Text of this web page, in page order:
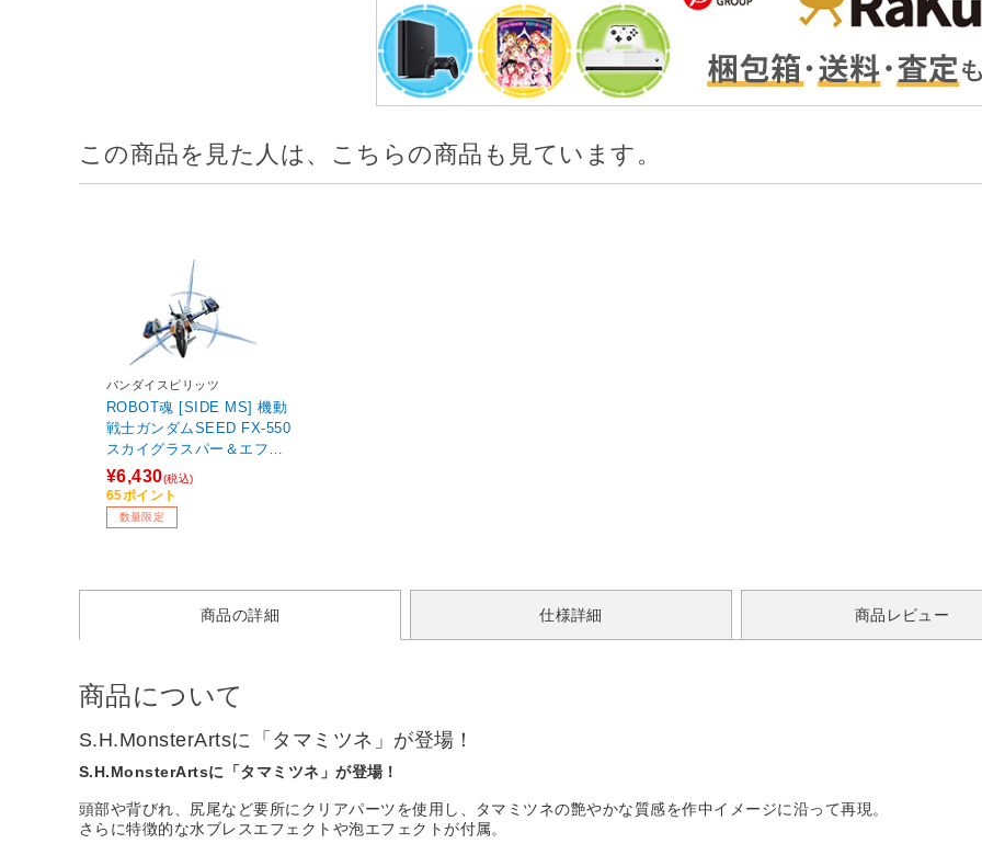
この商品を見た人は、こちらの商品も見ています。
バンダイスピリッツ
ROBOT魂 [SIDE MS] 機動
戦士ガンダムSEED FX-550
スカイグラスパー＆エフェ
クトパーツセット ver. A.N.
I.M.E. 【sof001】
¥6,430(税込)
65ポイント
数量限定
商品の詳細 仕様詳細 商品レビュー
商品について
S.H.MonsterArtsに「タマミツネ」が登場！
S.H.MonsterArtsに「タマミツネ」が登場！
頭部や背びれ、尻尾など要所にクリアパーツを使用し、タマミツネの艶やかな質感を作中イメージに沿って再現。
さらに特徴的な水ブレスエフェクトや泡エフェクトが付属。